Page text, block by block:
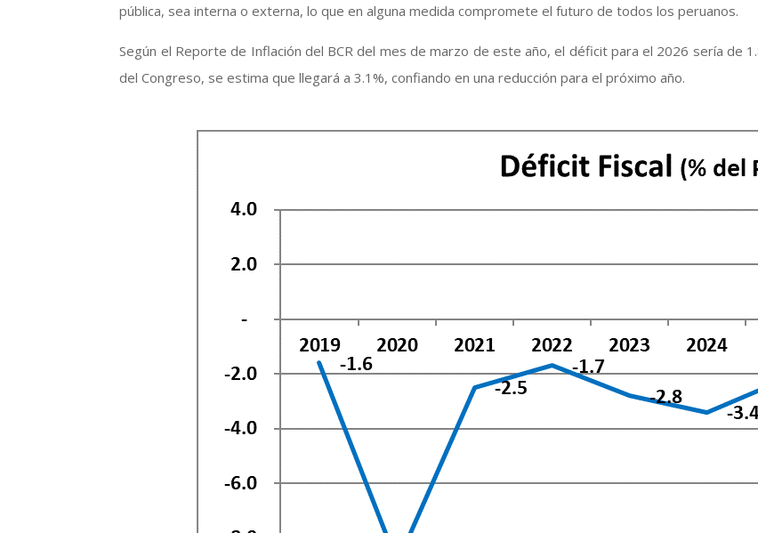
pública, sea interna o externa, lo que en alguna medida compromete el futuro de todos los peruanos.
Según el Reporte de Inflación del BCR del mes de marzo de este año, el déficit para el 2026 sería de
del Congreso, se estima que llegará a 3.1%, confiando en una reducción para el próximo año.